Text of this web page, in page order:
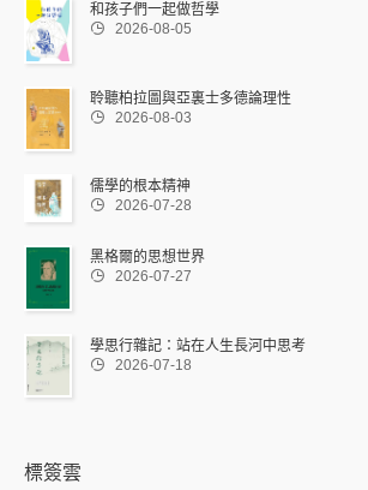
和孩子們一起做哲學
 2026-08-05
聆聽柏拉圖與亞裏士多德論理性
 2026-08-03
儒學的根本精神
 2026-07-28
黑格爾的思想世界
 2026-07-27
學思行雜記：站在人生長河中思考
 2026-07-18
標簽雲